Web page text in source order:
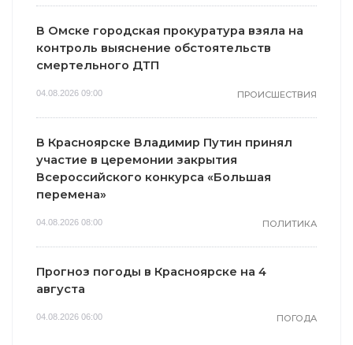
В Омске городская прокуратура взяла на
контроль выяснение обстоятельств
смертельного ДТП
04.08.2026 09:00 ПРОИСШЕСТВИЯ
В Красноярске Владимир Путин принял
участие в церемонии закрытия
Всероссийского конкурса «Большая
перемена»
04.08.2026 08:00 ПОЛИТИКА
Прогноз погоды в Красноярске на 4
августа
04.08.2026 06:00 ПОГОДА